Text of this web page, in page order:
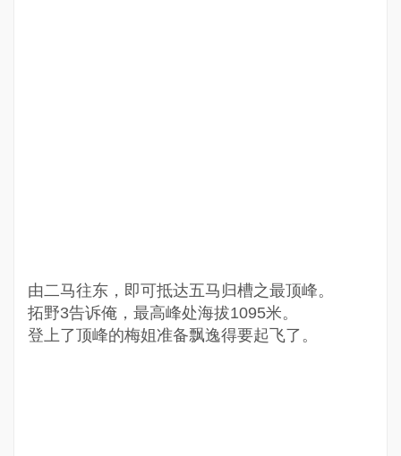
由二马往东，即可抵达五马归槽之最顶峰。
拓野3告诉俺，最高峰处海拔1095米。
登上了顶峰的梅姐准备飘逸得要起飞了。